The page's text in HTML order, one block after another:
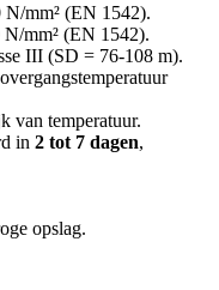
N/mm² (EN 1542).
N/mm² (EN 1542).
III (SD = 76-108 m).
van temperatuur.
in 2 tot 7 dagen,
opslag.